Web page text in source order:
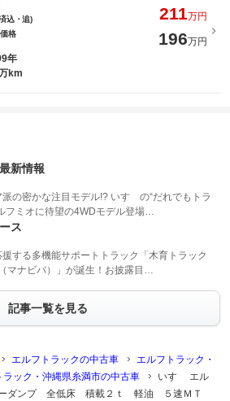
込・追)
211万円
格
196万円
年
km
新情報
の密かな注目モデル!? いすゞの“だれでもトラ
フミオに待望の4WDモデル登場…
ス
する多機能サポートトラック「木育トラック
マナビバ）」が誕生！お披露目…
記事一覧を見る
エルフトラックの中古車
エルフトラック・
ラック・沖縄県糸満市の中古車
いすゞ エル
ーダンプ 全低床 積載２ｔ 軽油 ５速ＭＴ